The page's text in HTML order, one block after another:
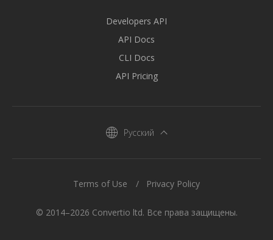
Developers API
API Docs
CLI Docs
API Pricing
Русский
© 2014–2026 Convertio ltd. Все права защищены.
Terms of Use Privacy Policy